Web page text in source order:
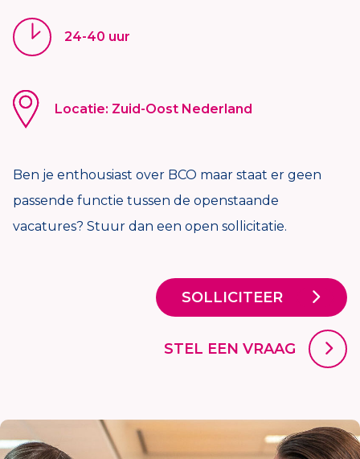
24-40 uur
Locatie: Zuid-Oost Nederland
Ben je enthousiast over BCO maar staat er geen
passende functie tussen de openstaande
vacatures? Stuur dan een open sollicitatie.
SOLLICITEER
STEL EEN VRAAG